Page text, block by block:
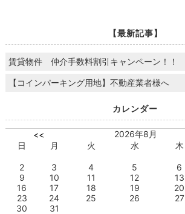
【最新記事】
賃貸物件 仲介手数料割引キャンペーン！！
【コインパーキング用地】不動産業者様へ
カレンダー
<<
2026年8月
日
月 火 水 木
2
3 4 5 6
9
10 11 12 13
16
17 18 19 20
23
24 25 26 27
30
31